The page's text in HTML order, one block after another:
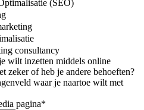
(SEO)
consultancy
wilt inzetten middels online
zeker of heb je andere behoeften?
waar je naartoe wilt met
pagina*